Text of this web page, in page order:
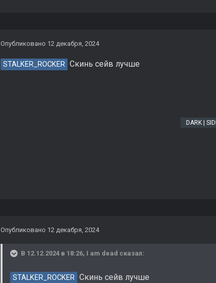
Опубликовано 12 декабря, 2024
STALKER_ROCKER Скинь сейв лучше
DARK |
Опубликовано 12 декабря, 2024
В 12.12.2024 в 18:26, I am dead сказал:
STALKER_ROCKER Скинь сейв лучше